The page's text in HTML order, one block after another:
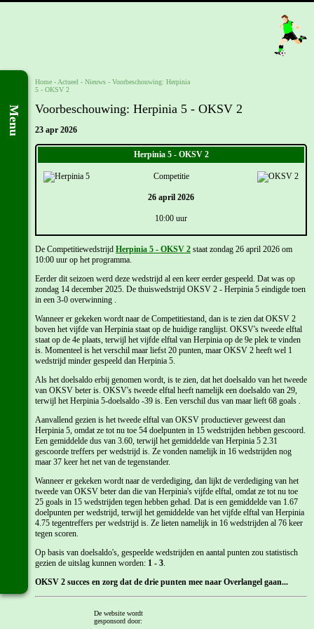
Menu
Home - Actueel - Nieuws - Voorbeschouwing: Herpinia
5 - OKSV 2
Voorbeschouwing: Herpinia 5 - OKSV 2
23 apr 2026
Herpinia 5 - OKSV 2
Competitie
26 april 2026
10:00 uur
De Competitiewedstrijd Herpinia 5 - OKSV 2 staat zondag 26 april 2026 om
10:00 uur op het programma.
Eerder dit seizoen werd deze wedstrijd al een keer eerder gespeeld. Dat was op
zondag 14 december 2025. De thuiswedstrijd OKSV 2 - Herpinia 5 eindigde toen
in een 3-0 overwinning .
Wanneer er gekeken wordt naar de Competitiestand, dan is te zien dat OKSV 2
boven het vijfde van Herpinia staat op de huidige ranglijst. OKSV's tweede elftal
staat op de 4e plaats, terwijl het vijfde elftal van Herpinia op de 9e plek te vinden
is. Momenteel is het verschil maar liefst 20 punten, maar OKSV 2 heeft wel 1
wedstrijd minder gespeeld dan Herpinia 5.
Als het doelsaldo erbij genomen wordt, is te zien, dat het doelsaldo van het tweede
van OKSV beter is. OKSV's tweede elftal heeft namelijk een doelsaldo van 29,
terwijl het Herpinia 5-doelsaldo -39 is. Een verschil dus van maar lieft 68 goals .
Aanvallend gezien is het tweede elftal van OKSV productiever geweest dan
Herpinia 5, omdat ze tot nu toe 54 doelpunten in 15 wedstrijden hebben gescoord.
Een gemiddelde dus van 3.60, terwijl het gemiddelde van Herpinia 5 2.31
gescoorde treffers per wedstrijd is. Ze vonden namelijk in 16 wedstrijden nog
maar 37 keer het net van de tegenstander.
Wanneer er gekeken wordt naar de verdediging, dan lijkt de verdediging van het
tweede van OKSV beter dan die van Herpinia's vijfde elftal, omdat ze tot nu toe
25 goals in 15 wedstrijden tegen hebben gehad. Dat is een gemiddelde van 1.67
doelpunten per wedstrijd, terwijl het gemiddelde van het vijfde elftal van Herpinia
4.75 tegentreffers per wedstrijd is. Ze lieten namelijk in 16 wedstrijden al 76 keer
tegen scoren.
Op basis van doelsaldo's, gespeelde wedstrijden en aantal punten zou statistisch
gezien de uitslag kunnen worden: 1 - 3.
OKSV 2 succes en zorg dat de drie punten mee naar Overlangel gaan...
Laatste 22 wedstrijden tegen Herpinia door OKSV 2:
De website wordt
gesponsord door: